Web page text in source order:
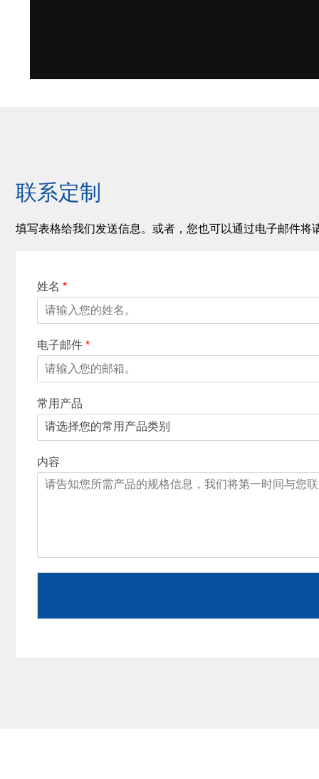
联系定制
填写表格给我们发送信息。或者，您也可以通过电子邮件将
姓名 *
电子邮件 *
常用产品
内容